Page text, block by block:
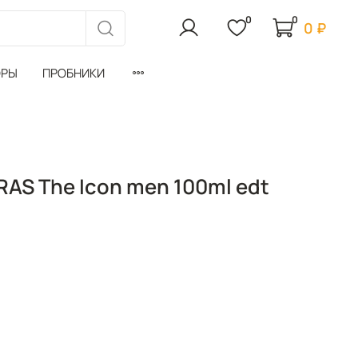
0 0 0 ₽
ПРОБНИКИ
The Icon men 100ml edt